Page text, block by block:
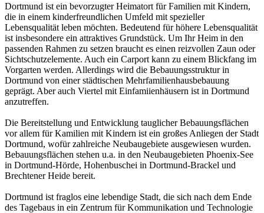
Dortmund ist ein bevorzugter Heimatort für Familien mit Kindern,
die in einem kinderfreundlichen Umfeld mit spezieller
Lebensqualität leben möchten. Bedeutend für höhere Lebensqualität
ist insbesondere ein attraktives Grundstück. Um Ihr Heim in den
passenden Rahmen zu setzen braucht es einen reizvollen Zaun oder
Sichtschutzelemente. Auch ein Carport kann zu einem Blickfang im
Vorgarten werden. Allerdings wird die Bebauungsstruktur in
Dortmund von einer städtischen Mehrfamilienhausbebauung
geprägt. Aber auch Viertel mit Einfamiienhäusern ist in Dortmund
anzutreffen.
Die Bereitstellung und Entwicklung tauglicher Bebauungsflächen
vor allem für Kamilien mit Kindern ist ein großes Anliegen der Stadt
Dortmund, wofür zahlreiche Neubaugebiete ausgewiesen wurden.
Bebauungsflächen stehen u.a. in den Neubaugebieten Phoenix-See
in Dortmund-Hörde, Hohenbuschei in Dortmund-Brackel und
Brechtener Heide bereit.
Dortmund ist fraglos eine lebendige Stadt, die sich nach dem Ende
des Tagebaus in ein Zentrum für Kommunikation und Technologie